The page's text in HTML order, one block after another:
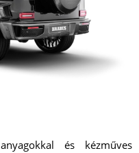
és kézműves